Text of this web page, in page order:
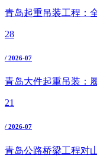
青岛起重吊装工程：
28
/ 2026-07
青岛大件起重吊装：
21
/ 2026-07
青岛公路桥梁工程对